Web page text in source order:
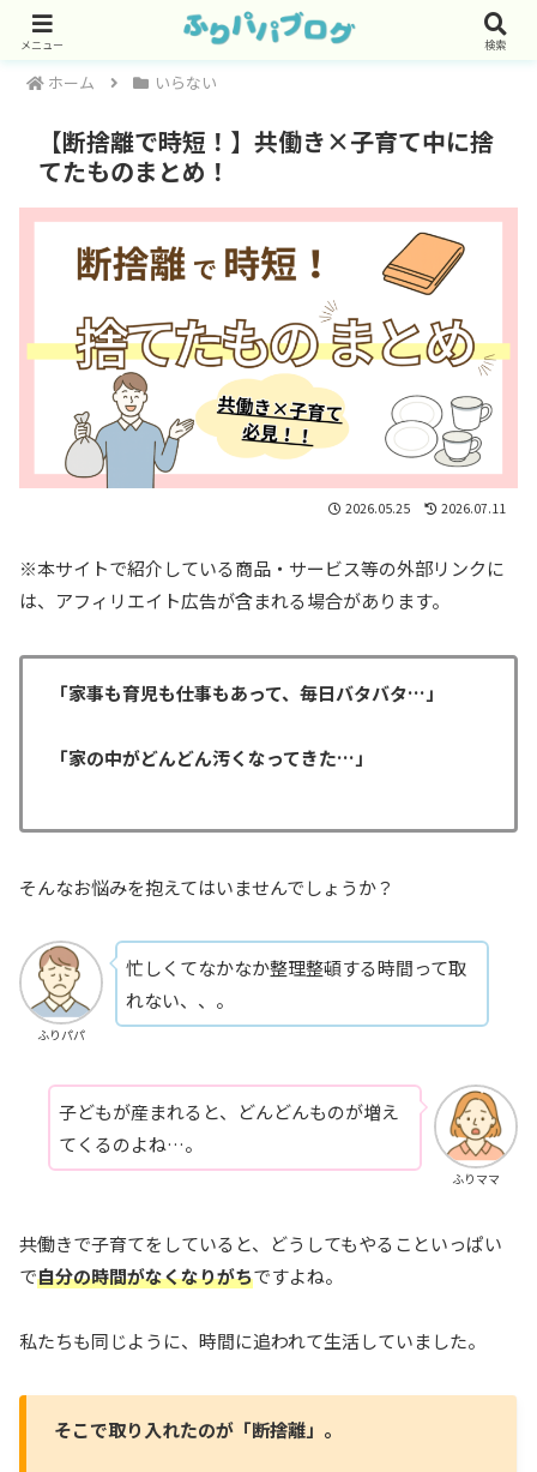
ホーム いらない
【断捨離で時短！】共働き×子育て中に捨
てたものまとめ！
2026.05.25 2026.07.11
※本サイトで紹介している商品・サービス等の外部リンクに
は、アフィリエイト広告が含まれる場合があります。
「家事も育児も仕事もあって、毎日バタバタ…」
「家の中がどんどん汚くなってきた…」
そんなお悩みを抱えてはいませんでしょうか？
ふりパパ
忙しくてなかなか整理整頓する時間って取
れない、、。
ふりママ
子どもが産まれると、どんどんものが増え
てくるのよね…。
共働きで子育てをしていると、どうしてもやることいっぱい
で自分の時間がなくなりがちですよね。
私たちも同じように、時間に追われて生活していました。
そこで取り入れたのが「断捨離」。
メニュー 検索